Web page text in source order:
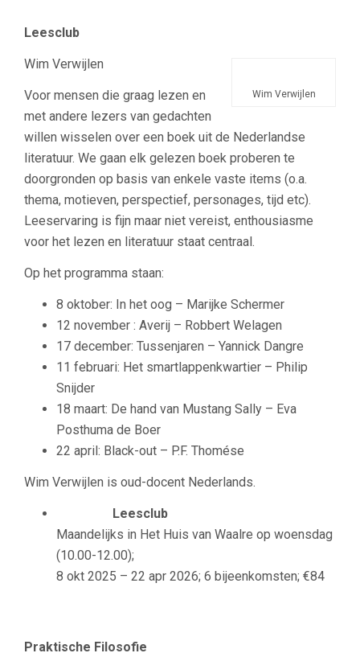
Leesclub
Wim Verwijlen
Wim Verwijlen
Voor mensen die graag lezen en
met andere lezers van gedachten
willen wisselen over een boek uit de Nederlandse
literatuur. We gaan elk gelezen boek proberen te
doorgronden op basis van enkele vaste items (o.a.
thema, motieven, perspectief, personages, tijd etc).
Leeservaring is fijn maar niet vereist, enthousiasme
voor het lezen en literatuur staat centraal.
Op het programma staan:
8 oktober: In het oog – Marijke Schermer
12 november : Averij – Robbert Welagen
17 december: Tussenjaren – Yannick Dangre
11 februari: Het smartlappenkwartier – Philip
Snijder
18 maart: De hand van Mustang Sally – Eva
Posthuma de Boer
22 april: Black-out – P.F. Thomése
Wim Verwijlen is oud-docent Nederlands.
Leesclub
Maandelijks in Het Huis van Waalre op woensdag
(10.00-12.00);
8 okt 2025 – 22 apr 2026; 6 bijeenkomsten; €84
Praktische Filosofie